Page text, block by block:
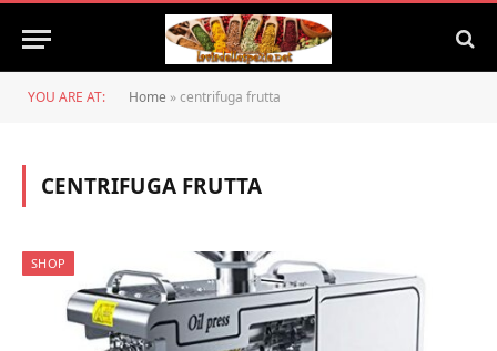
YOU ARE AT: Home »centrifuga frutta
CENTRIFUGA FRUTTA
SHOP